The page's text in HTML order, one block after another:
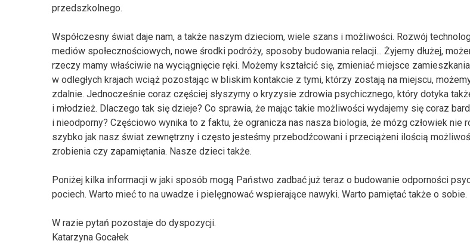
przedszkolnego.
Współczesny świat daje nam, a także naszym dzieciom, wiele szans i możliwości. Rozwój
mediów społecznościowych, nowe środki podróży, sposoby budowania relacji... Żyjemy dłużej,
rzeczy mamy właściwie na wyciągnięcie ręki. Możemy kształcić się, zmieniać miejsce
w odległych krajach wciąż pozostając w bliskim kontakcie z tymi, którzy zostają na miejscu,
zdalnie. Jednocześnie coraz częściej słyszymy o kryzysie zdrowia psychicznego, który dotyka
i młodzież. Dlaczego tak się dzieje? Co sprawia, że mając takie możliwości wydajemy się coraz
i nieodporny? Częściowo wynika to z faktu, że ogranicza nas nasza biologia, że mózg człowiek nie
szybko jak nasz świat zewnętrzny i często jesteśmy przebodźcowani i przeciążeni ilością
zrobienia czy zapamiętania. Nasze dzieci także.
Poniżej kilka informacji w jaki sposób mogą Państwo zadbać już teraz o budowanie odporności
pociech. Warto mieć to na uwadze i pielęgnować wspierające nawyki. Warto pamiętać także o sobie.
W razie pytań pozostaje do dyspozycji.
Katarzyna Gocałek